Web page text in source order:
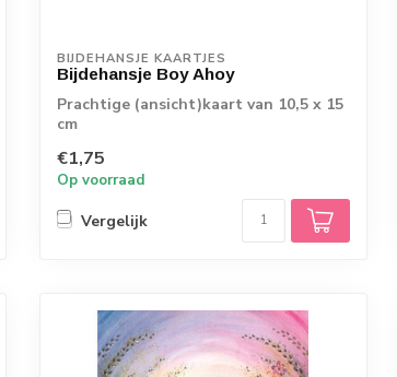
BIJDEHANSJE KAARTJES
Bijdehansje Boy Ahoy
Prachtige (ansicht)kaart van 10,5 x 15
cm
€1,75
Op voorraad
Vergelijk